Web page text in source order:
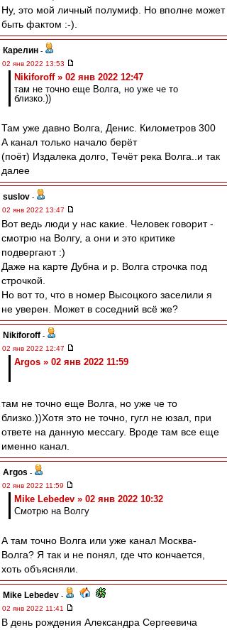
Ну, это мой личный полумиф. Но вполне может
быть фактом :-).
Карелин -
02 янв 2022 13:53
Nikiforoff » 02 янв 2022 12:47
там не точно еще Волга, но уже че то
близко.))
Там уже давно Волга, Денис. Километров 300
А канал только начало берёт
(поёт) Издалека долго, Течёт река Волга..и так
далее
suslov -
02 янв 2022 13:47
Вот ведь люди у нас какие. Человек говорит -
смотрю на Волгу, а они и это критике
подвергают :)
Даже на карте Дубна и р. Волга строчка под
строчкой.
Но вот то, что в номер Высоцкого заселили я
не уверен. Может в соседний всё же?
Nikiforoff -
02 янв 2022 12:47
Argos » 02 янв 2022 11:59
там не точно еще Волга, но уже че то
близко.))Хотя это не точно, гугл не юзал, при
ответе на данную мессагу. Вроде там все еще
именно канал.
Argos -
02 янв 2022 11:59
Mike Lebedev » 02 янв 2022 10:32
Смотрю на Волгу
А там точно Волга или уже канал Москва-
Волга? Я так и не понял, где что кончается,
хоть объясняли.
Mike Lebedev -
02 янв 2022 11:41
В день рождения Александра Сергеевича